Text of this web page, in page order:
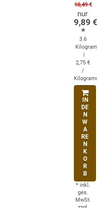
10,49 €
9,89 €
*
3.6
|
2,75 €
/
IN
DE
N
W
A
RE
N
K
O
R
B
* inkl.
ges.
MwSt.